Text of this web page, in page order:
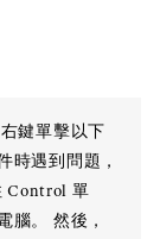
鍵單擊以下
時遇到問題，
Control 單
腦。 然後，